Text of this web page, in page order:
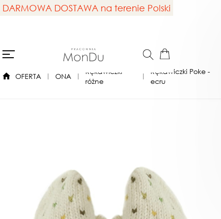
DARMOWA DOSTAWA na terenie Polski
OFERTA ONA
Rękawiczki
różne
Rękawiczki Poke -
ecru